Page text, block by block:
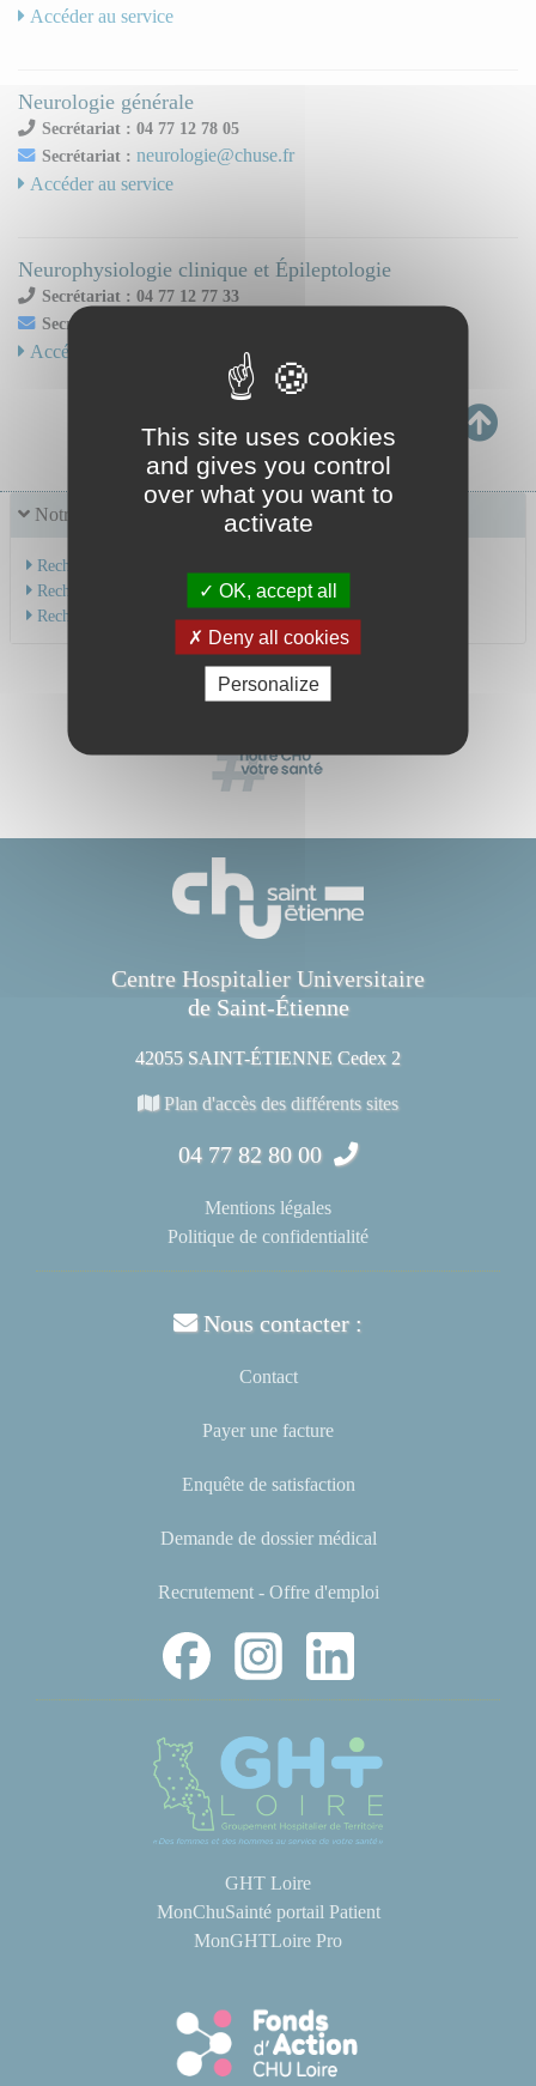
Notre offre de soins
Recherche par service
Recherche par spécialité
Recherche par médecin
Accéder au service
Neurologie générale
Secrétariat : 04 77 12 78 05
Secrétariat :neurologie@chuse.fr
Accéder au service
Neurophysiologie clinique et Épileptologie
Secrétariat : 04 77 12 77 33
Secrétariat :
Accéder au service
Centre Hospitalier Universitaire
de Saint-Étienne
42055 SAINT-ÉTIENNE Cedex 2
Plan d'accès des différents sites
04 77 82 80 00
Mentions légales
Politique de confidentialité
Nous contacter :
Contact
Payer une facture
Enquête de satisfaction
Demande de dossier médical
Recrutement - Offre d'emploi
GHT Loire
MonChuSainté portail Patient
MonGHTLoire Pro
This site uses cookies
and gives you control
over what you want to
activate
OK, accept all
Deny all cookies
Personalize